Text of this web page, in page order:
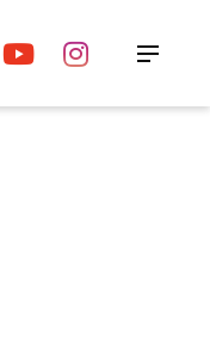
YouTubeInstagram
ニュー